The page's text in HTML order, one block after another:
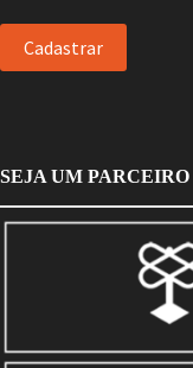
SEJA UM PARCEIRO